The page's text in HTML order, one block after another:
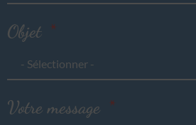
Objet
Votre message